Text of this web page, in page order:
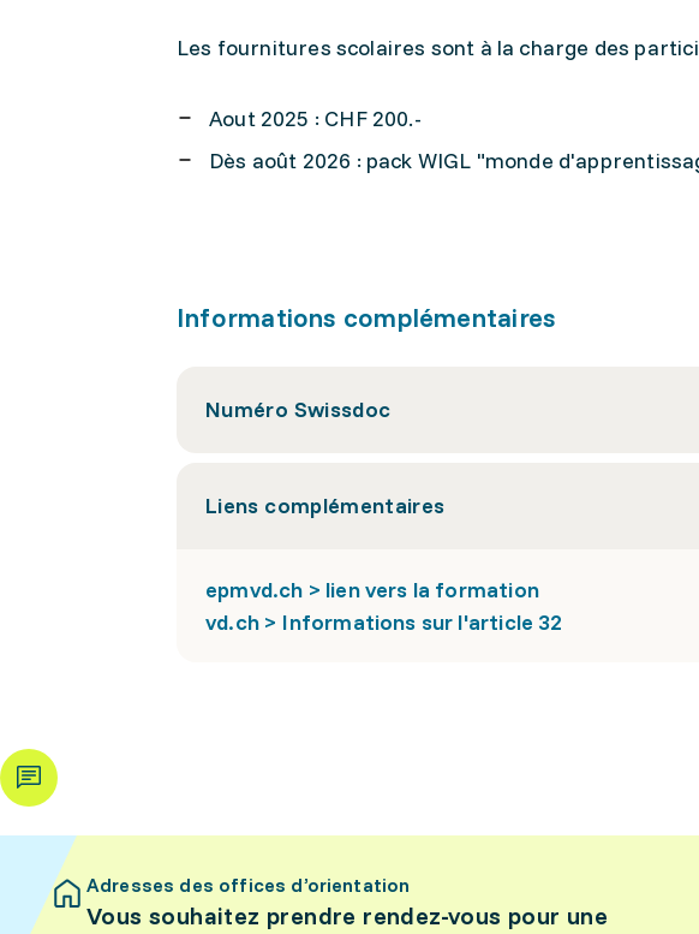
Les fournitures scolaires sont à la charge des
Aout 2025 : CHF 200.-
Dès août 2026 : pack WIGL "monde
Informations complémentaires
Numéro Swissdoc
Liens complémentaires
epmvd.ch > lien vers la formation
vd.ch > Informations sur l'article 32
Adresses des offices d’orientation
Vous souhaitez prendre rendez-vous pour une